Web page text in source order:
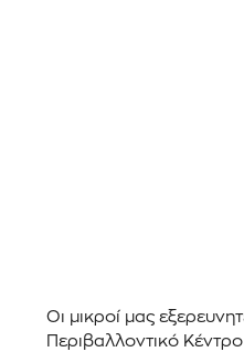
Οι μικροί μας
Περιβαλλοντικό